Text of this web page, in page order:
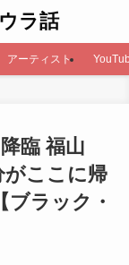
ラ話
アーティスト
臨 福山
がここに帰
ラック・